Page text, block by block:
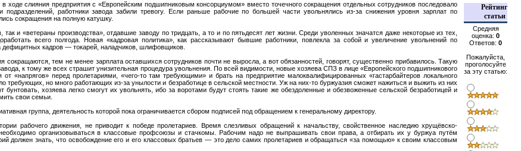
ходе слияния предприятия с «Европейским подшипниковым консорциумом» вместо точечного сокращения отдельных сотрудников последовало
работники завода забили тревогу. Если раньше рабочие по большей части увольнялись из-за снижения уровня зарплат по
сокращения на полную катушку.
и «ветераны производства», отдавшие заводу по тридцать, а то и по пятьдесят лет жизни. Среди уволенных значатся даже некоторые из тех,
всего полгода. Новая «кадровая политика», как рассказывают бывшие работники, повлекла за собой и увеличение увольнений по
кадров — токарей, наладчиков, шлифовщиков.
сокращаются, тем не менее зарплата оставшихся сотрудников почти не выросла, а вот обязанностей, говорят, существенно прибавилось. Такую
к тому же всех страшит унизительная процедура увольнения. По всей видимости, новые хозяева СПЗ в лице «Европейского подшипникового
от «напрягов» перед пролетариями, «чего-то там требующими» и брать на предприятие малоквалифицированных «гастарбайтеров локального
требующих, но много работающих из-за унылости и безработице в сельской местности. Уж на них-то буржуазия сможет нажиться и выжить из них
хозяева легко смогут их увольнять, ибо за воротами будут стоять такие же обездоленные и обезвоженные сельской безработицей и
свои семьи.
группа, деятельность которой пока ограничивается сбором подписей под обращением к генеральному директору.
рабочего движения, не приводит к победе пролетариев. Время слезливых обращений к начальству, свойственное наследию хрущёвско-
организовываться в классовые профсоюзы и стачкомы. Рабочим надо не выпрашивать свои права, а отбирать их у буржуа путём
должен знать, что освобождение его и его классовых братьев — это дело самих пролетариев и обращаться «за помощью» к своим классовым
Рейтинг
статьи
Средняя
оценка: 0
Ответов: 0
Пожалуйста,
проголосуйте
за эту статью: